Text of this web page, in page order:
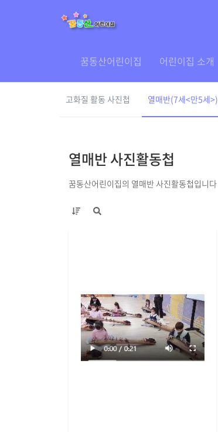
꿈동산어린이집 어린이집 소개
고화질 활동 사진첩 열매반(7세<만5세>)
열매반 사진활동첩
꿈동산어린이집의 열매반 사진활동첩입니다